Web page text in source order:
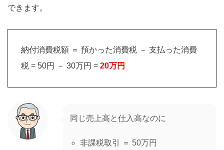
できます。
納付消費税額 ＝ 預かった消費税 － 支払った消費
税 = 50円 － 30万円 = 20万円
同じ売上高と仕入高なのに
非課税取引 ＝ 50万円